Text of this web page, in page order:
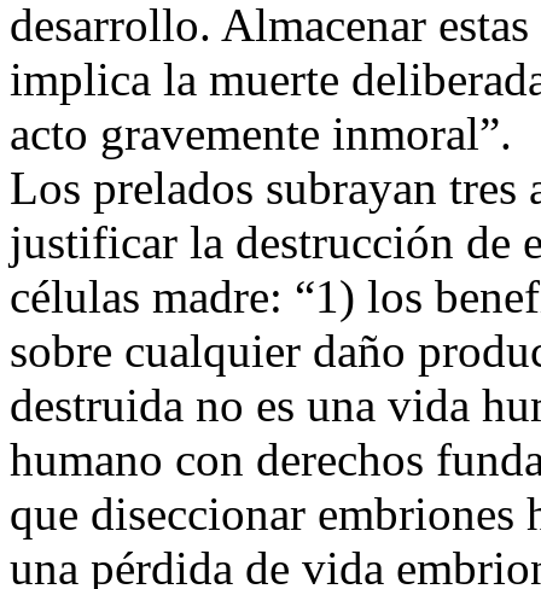
desarrollo. Almacenar
implica la muerte
acto gravemente inmoral”.
Los prelados subrayan tres
justificar la destrucción de
células madre: “1) los
sobre cualquier daño
destruida no es una vida
humano con derechos
que diseccionar embriones
una pérdida de vida